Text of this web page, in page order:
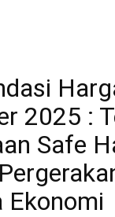
2025 :
Safe
Ekonomi